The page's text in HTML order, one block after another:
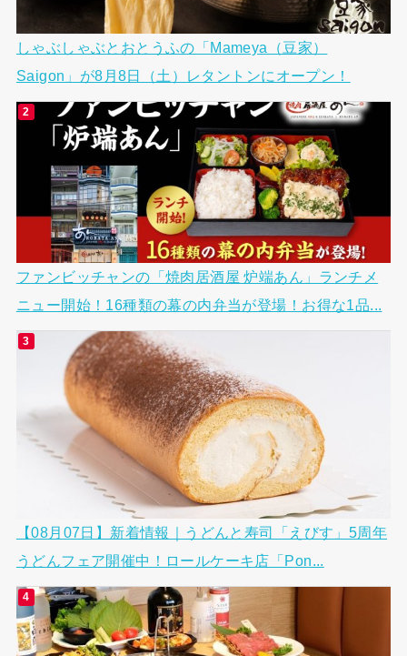
しゃぶしゃぶとおとうふの「Mameya（豆家）
Saigon」が8月8日（土）レタントンにオープン！
ファンビッチャンの「焼肉居酒屋 炉端あん」ランチメ
ニュー開始！16種類の幕の内弁当が登場！お得な1品...
【08月07日】新着情報｜うどんと寿司「えびす」5周年
うどんフェア開催中！ロールケーキ店「Pon...